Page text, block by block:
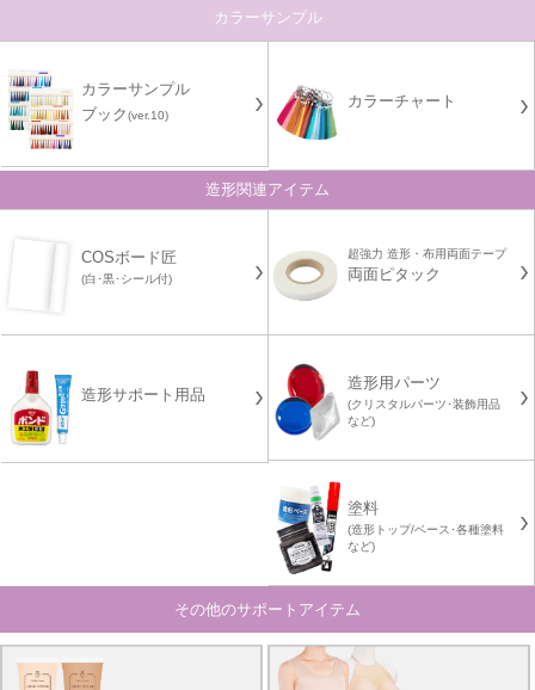
カラーサンプル
カラーサンプル
ブック(ver.10)
カラーチャート
造形関連アイテム
COSボード匠
(白･黒･シール付)
超強力 造形・布用両面テープ
両面ピタック
造形サポート用品
造形用パーツ
(クリスタルパーツ･装飾用品
など)
塗料
(造形トップ/ベース･各種塗料
など)
その他のサポートアイテム